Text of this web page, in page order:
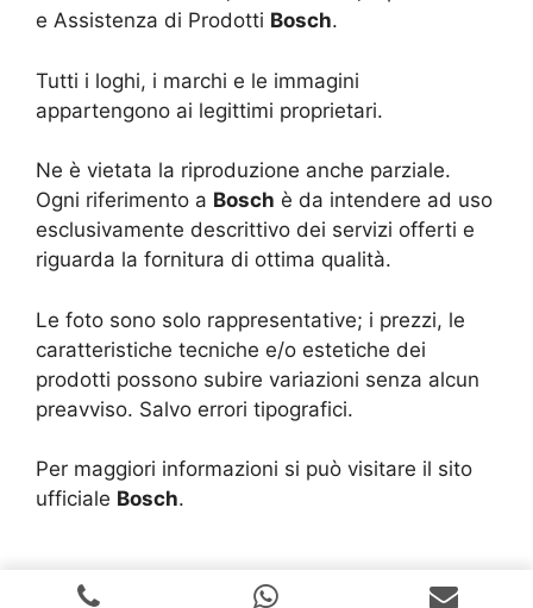
e Assistenza di Prodotti Bosch.
Tutti i loghi, i marchi e le immagini
appartengono ai legittimi proprietari.
Ne è vietata la riproduzione anche parziale.
Ogni riferimento a Bosch è da intendere ad uso
esclusivamente descrittivo dei servizi offerti e
riguarda la fornitura di ottima qualità.
Le foto sono solo rappresentative; i prezzi, le
caratteristiche tecniche e/o estetiche dei
prodotti possono subire variazioni senza alcun
preavviso. Salvo errori tipografici.
Per maggiori informazioni si può visitare il sito
ufficiale Bosch.
Copyright © 2024 | Realizzazione Siti Web
Siti Roma